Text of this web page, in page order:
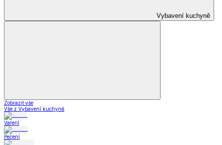
Vybavení kuchyně
Zobrazit vše
Vše z Vybavení kuchyně
Vaření
Pečení